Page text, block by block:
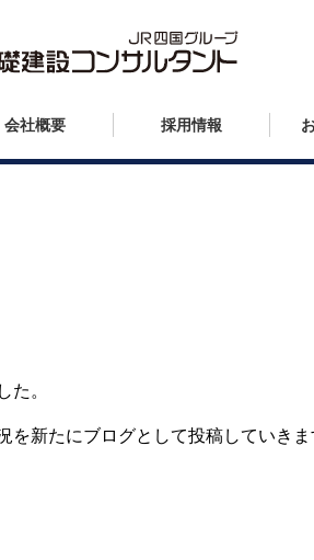
会社概要 採用情報
た。
新たにブログとして投稿していきま